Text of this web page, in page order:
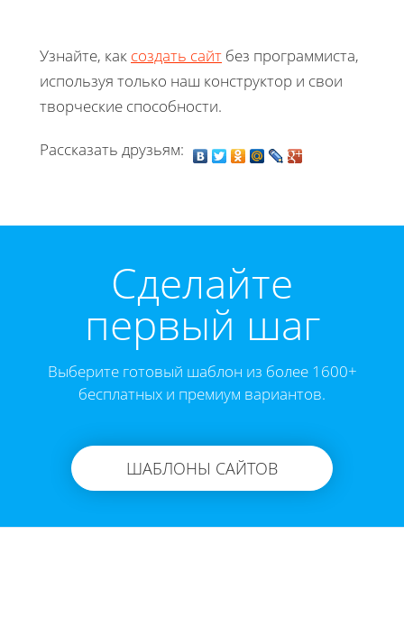
Узнайте, как создать сайт без программиста,
используя только наш конструктор и свои
творческие способности.
Рассказать друзьям:
Cделайте
первый шаг
Выберите готовый шаблон из более 1600+
бесплатных и премиум вариантов.
ШАБЛОНЫ САЙТОВ